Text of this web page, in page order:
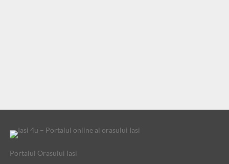
Portalul Orasului Iasi